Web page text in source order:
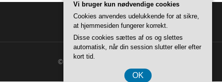
© 2026
Vi bruger kun nødvendige cookies
Cookies anvendes udelukkende for at sikre,
at hjemmesiden fungerer korrekt.
Disse cookies sættes af os og slettes
automatisk, når din session slutter eller efter
kort tid.
OK